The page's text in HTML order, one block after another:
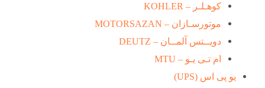
کوهـلـر – KOHLER
موتورسـازان – MOTORSAZAN
دویــتس آلمــان – DEUTZ
ام تـی یـو – MTU
یو پی اس (UPS)